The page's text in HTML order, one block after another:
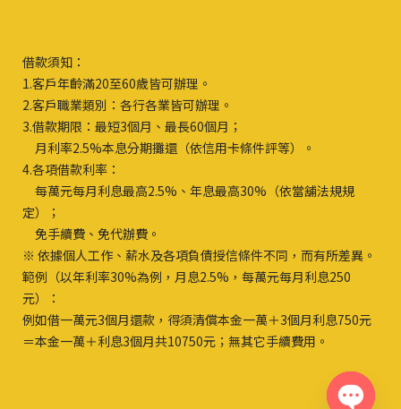
借款須知：
1.客戶年齡滿20至60歲皆可辦理。
2.客戶職業類別：各行各業皆可辦理。
3.借款期限：最短3個月、最長60個月；
月利率2.5%本息分期攤還（依信用卡條件評等）。
4.各項借款利率：
每萬元每月利息最高2.5%、年息最高30%（依當舖法規規
定）；
免手續費、免代辦費。
※ 依據個人工作、薪水及各項負債授信條件不同，而有所差異。
範例（以年利率30%為例，月息2.5%，每萬元每月利息250
元）：
例如借一萬元3個月還款，得須清償本金一萬＋3個月利息750元
＝本金一萬＋利息3個月共10750元；無其它手續費用。